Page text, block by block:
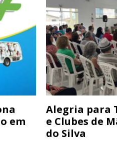
em
Alegria para
e Clubes de
do Silva